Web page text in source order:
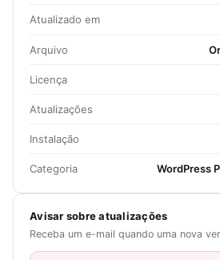
Atualizado em
Arquivo
Licença
Atualizações
Instalação
Categoria WordPress
Avisar sobre atualizações
Receba um e-mail quando uma nova